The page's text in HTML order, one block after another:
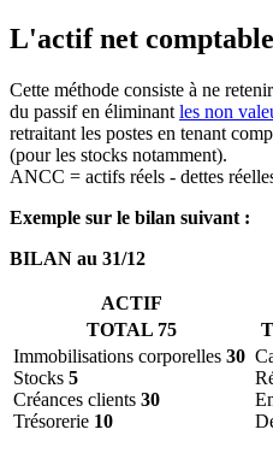
L'actif net
Cette méthode consiste à ne
du passif en éliminant les non
retraitant les postes en tenant
(pour les stocks notamment).
ANCC = actifs réels - dettes
Exemple sur le bilan suivant :
BILAN au 31/12
ACTIF
TOTAL 75
Immobilisations corporelles 30
Stocks 5
Créances clients 30
Trésorerie 10